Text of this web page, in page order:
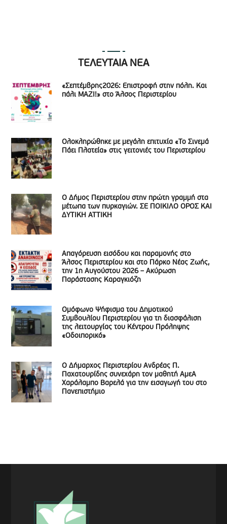
ΤΕΛΕΥΤΑΙΑ ΝΕΑ
«Σεπτέμβρης2026: Επιστροφή στην πόλη. Και
πάλι ΜΑΖΙ!» στο Άλσος Περιστερίου
Ολοκληρώθηκε με μεγάλη επιτυχία «Το Σινεμά
Πάει Πλατεία» στις γειτονιές του Περιστερίου
Ο Δήμος Περιστερίου στην πρώτη γραμμή στα
μέτωπα των πυρκαγιών. ΣΕ ΠΟΙΚΙΛΟ ΟΡΟΣ ΚΑΙ
ΔΥΤΙΚΗ ΑΤΤΙΚΗ
Απαγόρευση εισόδου και παραμονής στο
Άλσος Περιστερίου και στο Πάρκο Νέας Ζωής,
την 1η Αυγούστου 2026 – Ακύρωση
Παράστασης Καραγκιόζη
Ομόφωνο Ψήφισμα του Δημοτικού
Συμβουλίου Περιστερίου για τη διασφάλιση
της λειτουργίας του Κέντρου Πρόληψης
«Οδοιπορικό»
Ο Δήμαρχος Περιστερίου Ανδρέας Π.
Παχατουρίδης συνεχάρη τον μαθητή ΑμεΑ
Χαράλαμπο Βαρελά για την εισαγωγή του στο
Πανεπιστήμιο